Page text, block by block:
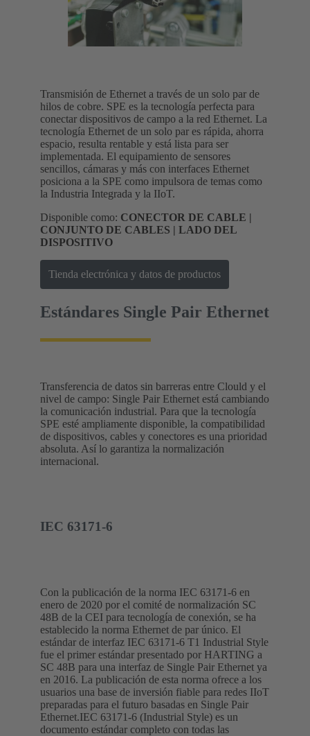
Transmisión de Ethernet a través de un solo par de
hilos de cobre. SPE es la tecnología perfecta para
conectar dispositivos de campo a la red Ethernet. La
tecnología Ethernet de un solo par es rápida, ahorra
espacio, resulta rentable y está lista para ser
implementada. El equipamiento de sensores
sencillos, cámaras y más con interfaces Ethernet
posiciona a la SPE como impulsora de temas como
la Industria Integrada y la IIoT.
Disponible como: CONECTOR DE CABLE |
CONJUNTO DE CABLES | LADO DEL
DISPOSITIVO
Tienda electrónica y datos de productos
Estándares Single Pair Ethernet
Transferencia de datos sin barreras entre Clould y el
nivel de campo: Single Pair Ethernet está cambiando
la comunicación industrial. Para que la tecnología
SPE esté ampliamente disponible, la compatibilidad
de dispositivos, cables y conectores es una prioridad
absoluta. Así lo garantiza la normalización
internacional.
IEC 63171-6
Con la publicación de la norma IEC 63171-6 en
enero de 2020 por el comité de normalización SC
48B de la CEI para tecnología de conexión, se ha
establecido la norma Ethernet de par único. El
estándar de interfaz IEC 63171-6 T1 Industrial Style
fue el primer estándar presentado por HARTING a
SC 48B para una interfaz de Single Pair Ethernet ya
en 2016. La publicación de esta norma ofrece a los
usuarios una base de inversión fiable para redes IIoT
preparadas para el futuro basadas en Single Pair
Ethernet.IEC 63171-6 (Industrial Style) es un
documento estándar completo con todas las